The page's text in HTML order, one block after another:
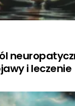
i leczenie